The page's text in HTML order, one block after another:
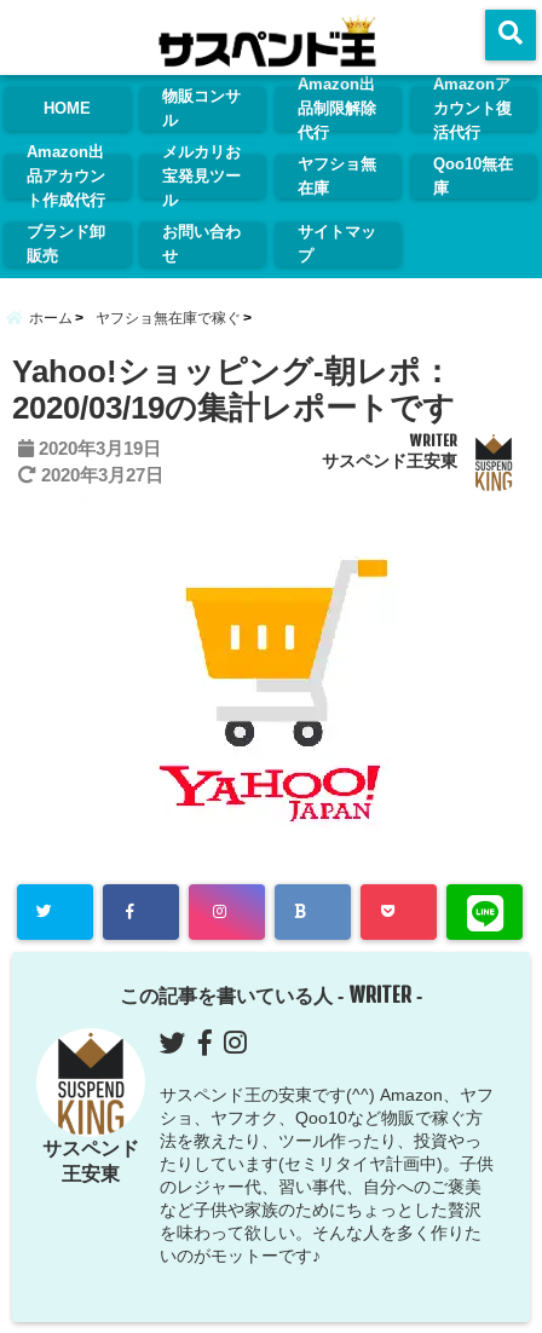
HOME
物販コンサ
ル
Amazon出
品制限解除
代行
Amazonア
カウント復
活代行
Amazon出
品アカウン
ト作成代行
メルカリお
宝発見ツー
ル
ヤフショ無
在庫
Qoo10無在
庫
ブランド卸
販売
お問い合わ
せ
サイトマッ
プ
ホーム ヤフショ無在庫で稼ぐ
Yahoo!ショッピング-朝レポ：
2020/03/19の集計レポートです
2020年3月19日
2020年3月27日
WRITER
サスペンド王安東
この記事を書いている人 - WRITER -
サスペンド
王安東
サスペンド王の安東です(^^) Amazon、ヤフ
ショ、ヤフオク、Qoo10など物販で稼ぐ方
法を教えたり、ツール作ったり、投資やっ
たりしています(セミリタイヤ計画中)。子供
のレジャー代、習い事代、自分へのご褒美
など子供や家族のためにちょっとした贅沢
を味わって欲しい。そんな人を多く作りた
いのがモットーです♪